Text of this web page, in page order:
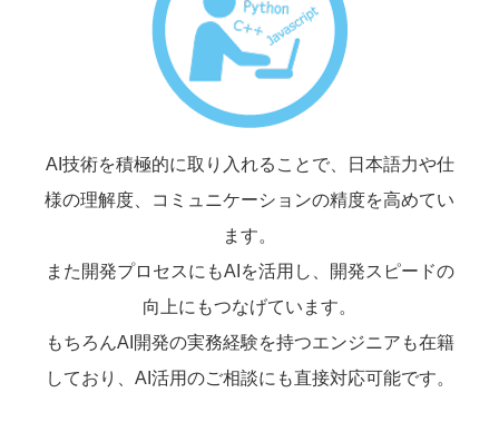
AI技術を積極的に取り入れることで、日本語力や仕
様の理解度、コミュニケーションの精度を高めてい
ます。
また開発プロセスにもAIを活用し、開発スピードの
向上にもつなげています。
もちろんAI開発の実務経験を持つエンジニアも在籍
しており、AI活用のご相談にも直接対応可能です。